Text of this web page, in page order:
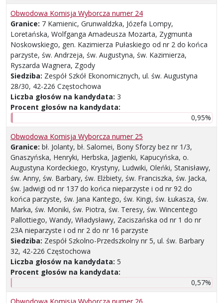
Obwodowa Komisja Wyborcza numer 24
Granice: 7 Kamienic, Grunwaldzka, Józefa Lompy,
Loretańska, Wolfganga Amadeusza Mozarta, Zygmunta
Noskowskiego, gen. Kazimierza Pułaskiego od nr 2 do końca
parzyste, św. Andrzeja, św. Augustyna, św. Kazimierza,
Ryszarda Wagnera, Zgody
Siedziba: Zespół Szkół Ekonomicznych, ul. św. Augustyna
28/30, 42-226 Częstochowa
Liczba głosów na kandydata: 3
Procent głosów na kandydata:
0,95%
Obwodowa Komisja Wyborcza numer 25
Granice: bł. Jolanty, bł. Salomei, Bony Sforzy bez nr 1/3,
Gnaszyńska, Henryki, Herbska, Jagienki, Kapucyńska, o.
Augustyna Kordeckiego, Krystyny, Ludwiki, Oleńki, Stanisławy,
św. Anny, św. Barbary, św. Elżbiety, św. Franciszka, św. Jacka,
św. Jadwigi od nr 137 do końca nieparzyste i od nr 92 do
końca parzyste, św. Jana Kantego, św. Kingi, św. Łukasza, św.
Marka, św. Moniki, św. Piotra, św. Teresy, św. Wincentego
Pallottiego, Wandy, Władysławy, Zaciszańska od nr 1 do nr
23A nieparzyste i od nr 2 do nr 16 parzyste
Siedziba: Zespół Szkolno-Przedszkolny nr 5, ul. św. Barbary
32, 42-226 Częstochowa
Liczba głosów na kandydata: 5
Procent głosów na kandydata:
0,57%